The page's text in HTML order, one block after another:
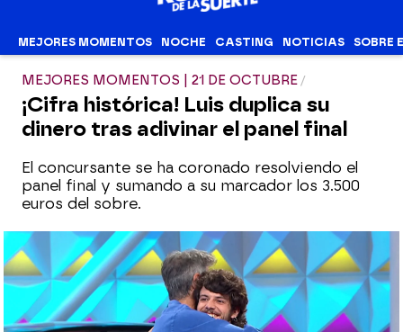
MEJORES MOMENTOS NOCHE CASTING NOTICIAS SOBRE
MEJORES MOMENTOS | 21 DE OCTUBRE
¡Cifra histórica! Luis duplica su
dinero tras adivinar el panel final
El concursante se ha coronado resolviendo el
panel final y sumando a su marcador los 3.500
euros del sobre.